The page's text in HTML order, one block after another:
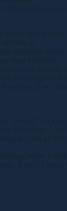
han efter
dubbla Prix
följts åt.
hela tiden
individer.
men han
undantagshäst han
starkare än de
”preparé”, ett
till mäktiga
att vi var på
hovar.
är det två